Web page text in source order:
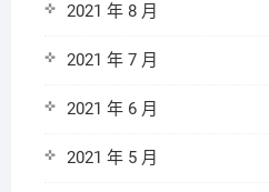
2021 年 8 月
2021 年 7 月
2021 年 6 月
2021 年 5 月